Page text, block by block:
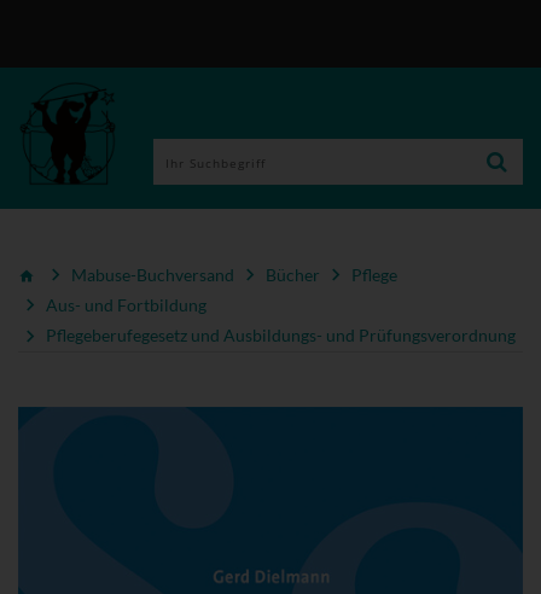
Mabuse-Buchversand Bücher
Pflege
Aus- und Fortbildung
Pflegeberufegesetz und Ausbildungs- und Prüfungsverordnung